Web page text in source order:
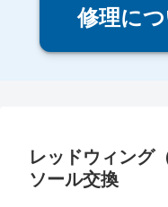
修理に
レッドウィング
ソール交換